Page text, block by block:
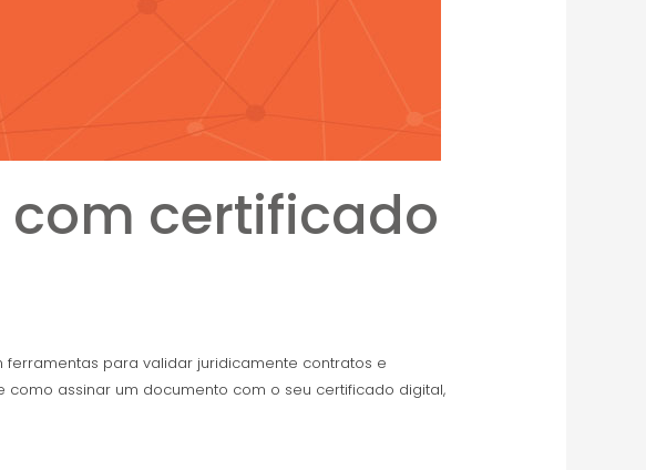
com certificado
para validar juridicamente contratos e
assinar um documento com o seu certificado digital,